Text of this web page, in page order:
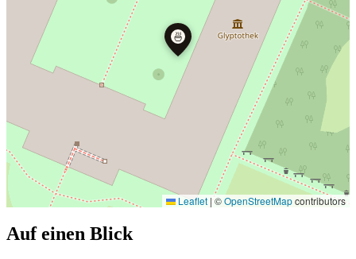
🍜
Leaflet |©OpenStreetMapcontributors
Auf einen Blick